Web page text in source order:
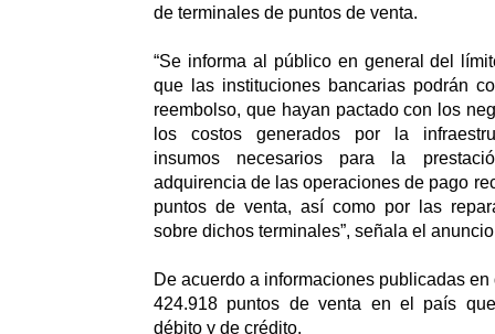
de terminales de puntos de venta.
“Se informa al público en general del
que las instituciones bancarias podrán
reembolso, que hayan pactado con los
los costos generados por la
insumos necesarios para la
adquirencia de las operaciones de pago
puntos de venta, así como por las
sobre dichos terminales”, señala el
De acuerdo a informaciones publicadas
424.918 puntos de venta en el país
débito y de crédito.